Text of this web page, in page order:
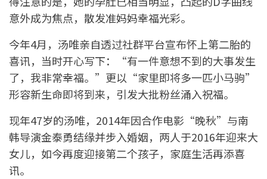
意外成为焦点，散发准妈妈幸福光彩。
今年4月，汤唯亲自透过社群平台宣布怀上第二胎的
喜讯，当时开心写下：“有一件意想不到的大事发生
了，我非常幸福。”更以“家里即将多一匹小马驹”
形容新生命即将到来，引发大批粉丝涌入祝福。
现年47岁的汤唯，2014年因合作电影“晚秋”与南
韩导演金泰勇结缘并步入婚姻，两人于2016年迎来大
女儿，如今再度迎接第二个孩子，家庭生活再添喜
讯。